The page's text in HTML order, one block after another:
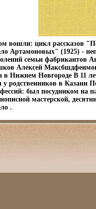
вошли: цикл рассказов
Артамоновых" (1925) -
семьи фабрикантов
Алексей
в Нижнем Новгороде В 11
у родственников в Казани
был посудником на
мастерской,
.